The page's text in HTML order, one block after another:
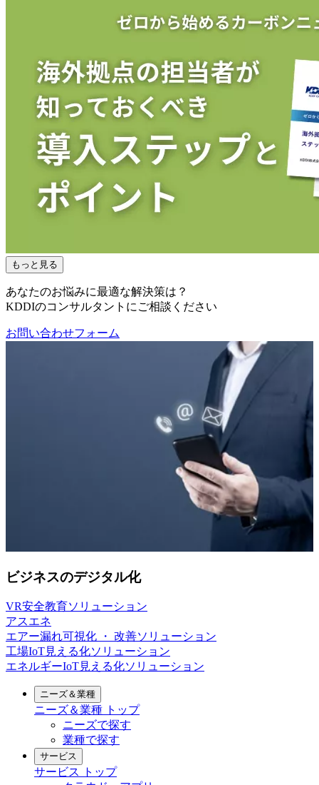
もっと見る
あなたのお悩みに最適な解決策は？
KDDIのコンサルタントにご相談ください
お問い合わせフォーム
ビジネスのデジタル化
VR安全教育ソリューション
アスエネ
エアー漏れ可視化 ・ 改善ソリューション
工場IoT見える化ソリューション
エネルギーIoT見える化ソリューション
ニーズ＆業種
ニーズ＆業種 トップ
ニーズで探す
業種で探す
サービス
サービス
トップ